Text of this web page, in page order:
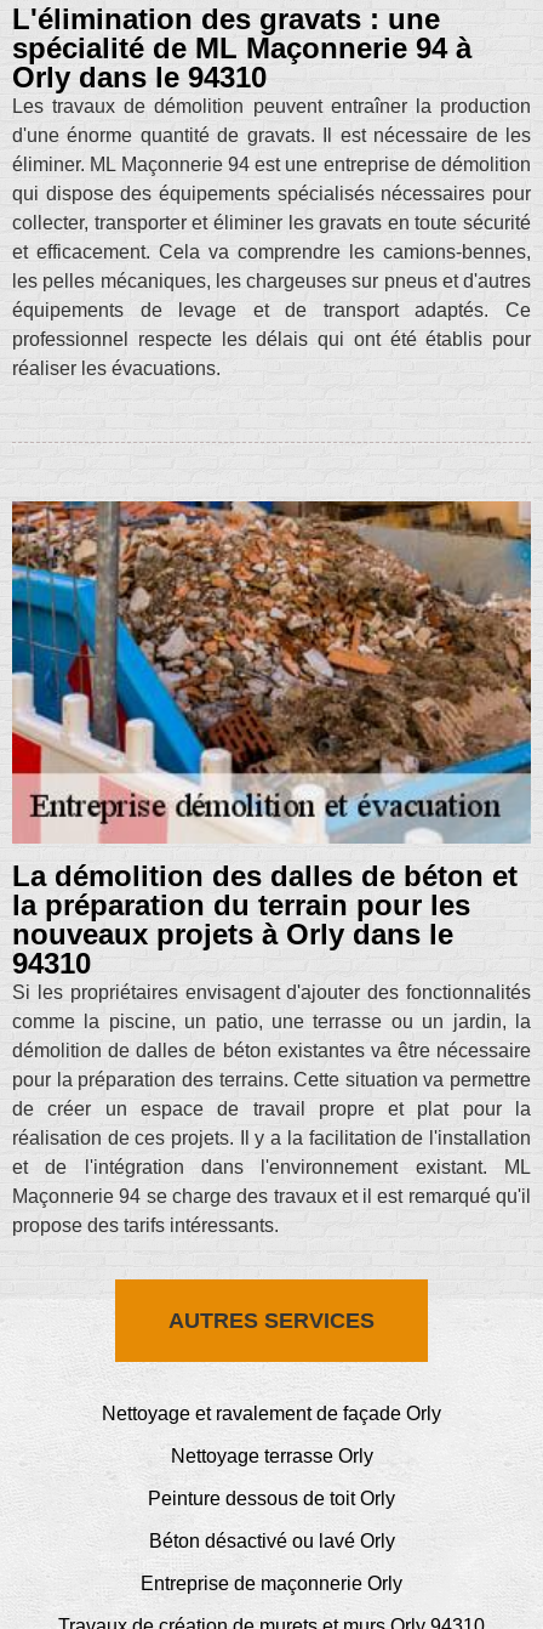
L'élimination des gravats : une
spécialité de ML Maçonnerie 94 à
Orly dans le 94310
Les travaux de démolition peuvent entraîner la production
d'une énorme quantité de gravats. Il est nécessaire de les
éliminer. ML Maçonnerie 94 est une entreprise de démolition
qui dispose des équipements spécialisés nécessaires pour
collecter, transporter et éliminer les gravats en toute sécurité
et efficacement. Cela va comprendre les camions-bennes,
les pelles mécaniques, les chargeuses sur pneus et d'autres
équipements de levage et de transport adaptés. Ce
professionnel respecte les délais qui ont été établis pour
réaliser les évacuations.
La démolition des dalles de béton et
la préparation du terrain pour les
nouveaux projets à Orly dans le
94310
Si les propriétaires envisagent d'ajouter des fonctionnalités
comme la piscine, un patio, une terrasse ou un jardin, la
démolition de dalles de béton existantes va être nécessaire
pour la préparation des terrains. Cette situation va permettre
de créer un espace de travail propre et plat pour la
réalisation de ces projets. Il y a la facilitation de l'installation
et de l'intégration dans l'environnement existant. ML
Maçonnerie 94 se charge des travaux et il est remarqué qu'il
propose des tarifs intéressants.
AUTRES SERVICES
Nettoyage et ravalement de façade Orly
Nettoyage terrasse Orly
Peinture dessous de toit Orly
Béton désactivé ou lavé Orly
Entreprise de maçonnerie Orly